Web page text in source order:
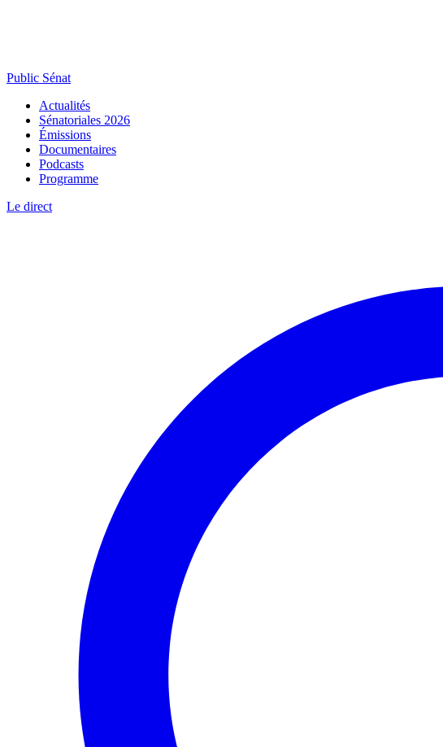
Public Sénat
Actualités
Sénatoriales 2026
Émissions
Documentaires
Podcasts
Programme
Le direct